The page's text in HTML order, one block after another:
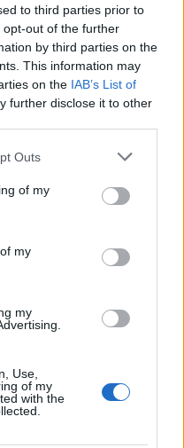
to third parties prior to
out of the further
by third parties on the
This information may
on the IAB’s List of
further disclose it to other
Outs
of my
my
my
Use,
of my
with the
για
και Συνεργασία" του
Co-Chair
της
2026